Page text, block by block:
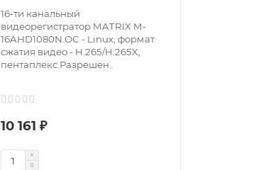
16-ти канальный
видеорегистратор MATRIX M-
16AHD1080N.ОС - Linux, формат
сжатия видео - H.265/H.265X,
пентаплекс.Разрешен..
10 161 ₽